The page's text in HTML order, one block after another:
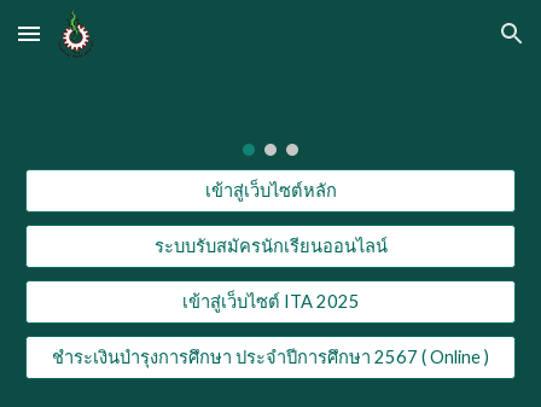
Skip to main content Skip to navigation
เข้าสู่เว็บไซต์หลัก
ระบบรับสมัครนักเรียนออนไลน์
เข้าสู่เว็บไซต์ ITA 2025
ชำระเงินบำรุงการศึกษา ประจำปีการศึกษา 2567 ( Online )